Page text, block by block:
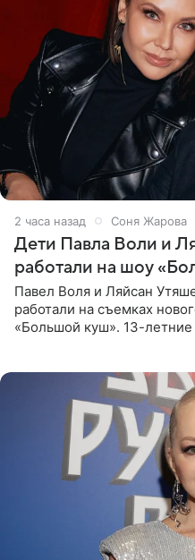
2 часа назад Соня Жарова
Дети Павла Воли и
работали на шоу
Павел Воля и Ляйсан
работали на съемках
«Большой куш». 13-